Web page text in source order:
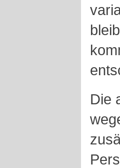
Die